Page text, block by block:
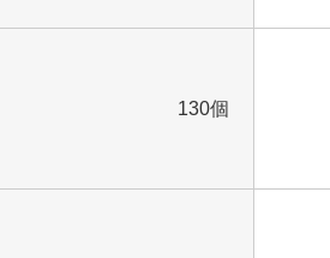
130個